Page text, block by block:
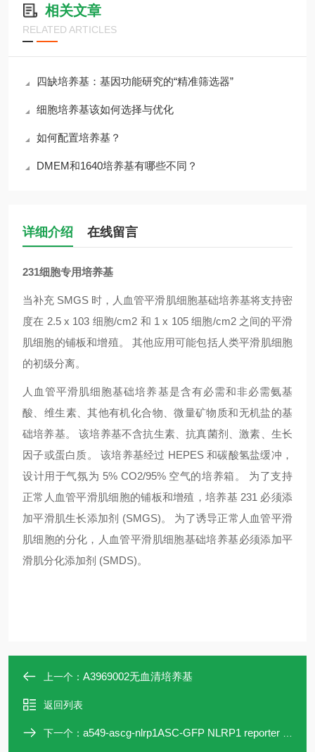
相关文章
RELATED ARTICLES
四缺培养基：基因功能研究的“精准筛选器”
细胞培养基该如何选择与优化
如何配置培养基？
DMEM和1640培养基有哪些不同？
详细介绍 在线留言
231细胞专用培养基
当补充 SMGS 时，人血管平滑肌细胞基础培养基将支持密
度在 2.5 x 103 细胞/cm2 和 1 x 105 细胞/cm2 之间的平滑
肌细胞的铺板和增殖。 其他应用可能包括人类平滑肌细胞
的初级分离。
人血管平滑肌细胞基础培养基是含有必需和非必需氨基
酸、维生素、其他有机化合物、微量矿物质和无机盐的基
础培养基。 该培养基不含抗生素、抗真菌剂、激素、生长
因子或蛋白质。 该培养基经过 HEPES 和碳酸氢盐缓冲，
设计用于气氛为 5% CO2/95% 空气的培养箱。 为了支持
正常人血管平滑肌细胞的铺板和增殖，培养基 231 必须添
加平滑肌生长添加剂 (SMGS)。 为了诱导正常人血管平滑
肌细胞的分化，人血管平滑肌细胞基础培养基必须添加平
滑肌分化添加剂 (SMDS)。
上一个： A3969002无血清培养基
返回列表
下一个： a549-ascg-nlrp1ASC-GFP NLRP1 reporter lung carcinoma cells